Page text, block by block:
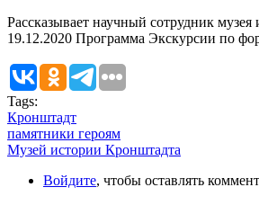
Рассказывает научный сотрудник
19.12.2020 Программа Экскурсии по
Tags:
Кронштадт
памятники героям
Музей истории Кронштадта
Войдите, чтобы оставлять